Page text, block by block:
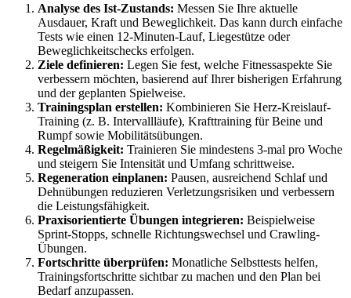
Analyse des Ist-Zustands: Messen Sie Ihre aktuelle
Ausdauer, Kraft und Beweglichkeit. Das kann durch einfache
Tests wie einen 12-Minuten-Lauf, Liegestütze oder
Beweglichkeitschecks erfolgen.
Ziele definieren: Legen Sie fest, welche Fitnessaspekte Sie
verbessern möchten, basierend auf Ihrer bisherigen Erfahrung
und der geplanten Spielweise.
Trainingsplan erstellen: Kombinieren Sie Herz-Kreislauf-
Training (z. B. Intervallläufe), Krafttraining für Beine und
Rumpf sowie Mobilitätsübungen.
Regelmäßigkeit: Trainieren Sie mindestens 3-mal pro Woche
und steigern Sie Intensität und Umfang schrittweise.
Regeneration einplanen: Pausen, ausreichend Schlaf und
Dehnübungen reduzieren Verletzungsrisiken und verbessern
die Leistungsfähigkeit.
Praxisorientierte Übungen integrieren: Beispielweise
Sprint-Stopps, schnelle Richtungswechsel und Crawling-
Übungen.
Fortschritte überprüfen: Monatliche Selbsttests helfen,
Trainingsfortschritte sichtbar zu machen und den Plan bei
Bedarf anzupassen.